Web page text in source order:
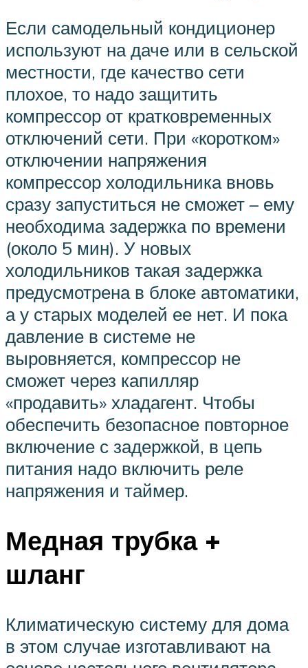
Если самодельный кондиционер
используют на даче или в сельской
местности, где качество сети
плохое, то надо защитить
компрессор от кратковременных
отключений сети. При «коротком»
отключении напряжения
компрессор холодильника вновь
сразу запуститься не сможет – ему
необходима задержка по времени
(около 5 мин). У новых
холодильников такая задержка
предусмотрена в блоке автоматики,
а у старых моделей ее нет. И пока
давление в системе не
выровняется, компрессор не
сможет через капилляр
«продавить» хладагент. Чтобы
обеспечить безопасное повторное
включение с задержкой, в цепь
питания надо включить реле
напряжения и таймер.
Медная трубка +
шланг
Климатическую систему для дома
в этом случае изготавливают на